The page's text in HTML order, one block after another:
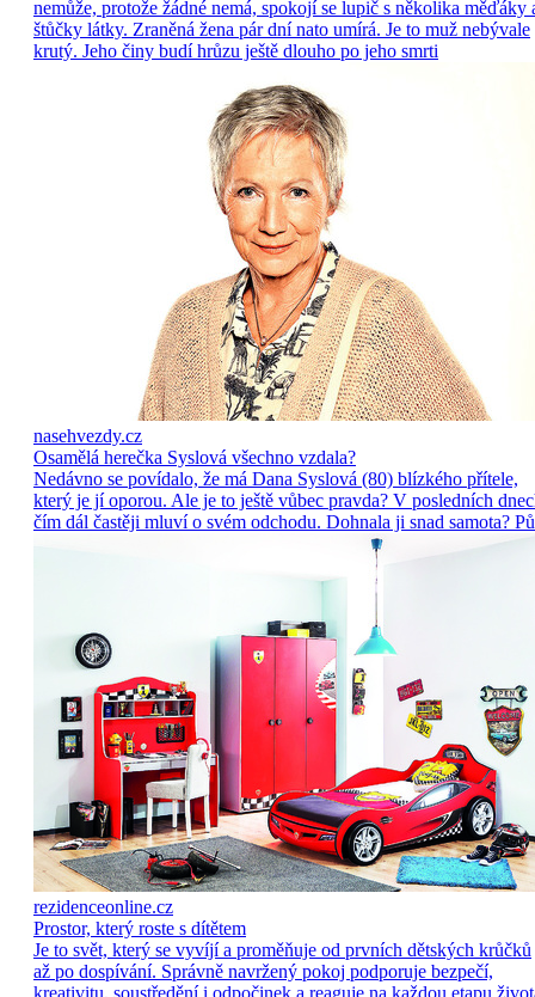
nemůže, protože žádné nemá, spokojí se lupič s několika měďáky
štůčky látky. Zraněná žena pár dní nato umírá. Je to muž nebývale
krutý. Jeho činy budí hrůzu ještě dlouho po jeho smrti
nasehvezdy.cz
Osamělá herečka Syslová všechno vzdala?
Nedávno se povídalo, že má Dana Syslová (80) blízkého přítele,
který je jí oporou. Ale je to ještě vůbec pravda? V posledních
čím dál častěji mluví o svém odchodu. Dohnala ji snad samota?
rezidenceonline.cz
Prostor, který roste s dítětem
Je to svět, který se vyvíjí a proměňuje od prvních dětských krůčků
až po dospívání. Správně navržený pokoj podporuje bezpečí,
kreativitu, soustředění i odpočinek a reaguje na každou etapu